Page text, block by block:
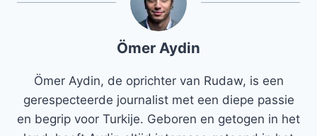
Ömer Aydin
Ömer Aydin, de oprichter van Rudaw, is een
gerespecteerde journalist met een diepe passie
en begrip voor Turkije. Geboren en getogen in het